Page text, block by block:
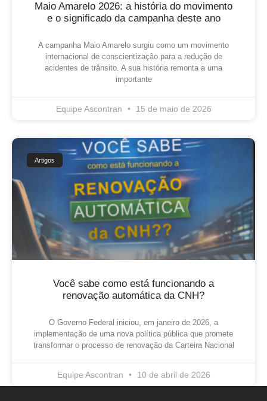
Maio Amarelo 2026: a história do movimento
e o significado da campanha deste ano
A campanha Maio Amarelo surgiu como um movimento
internacional de conscientização para a redução de
acidentes de trânsito. A sua história remonta a uma
importante
Equipe Ascontran 15 de maio de 2026
Artigos
Você sabe como está funcionando a
renovação automática da CNH?
O Governo Federal iniciou, em janeiro de 2026, a
implementação de uma nova política pública que promete
transformar o processo de renovação da Carteira Nacional
Equipe Ascontran 10 de abril de 2026